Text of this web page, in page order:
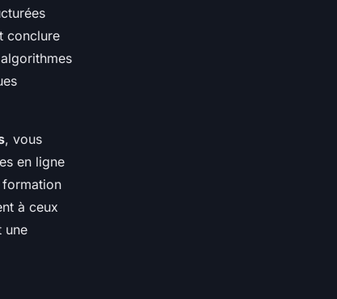
conclure
, vous
en ligne
à ceux
une